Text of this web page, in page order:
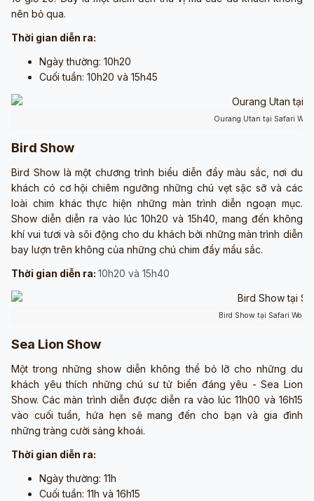
nên bỏ qua.
Thời gian diễn ra:
Ngày thường: 10h20
Cuối tuần: 10h20 và 15h45
Ourang Utan tại Safari
Bird Show
Bird Show là một chương trình biểu diễn đầy màu sắc, nơi du
khách có cơ hội chiêm ngưỡng những chú vẹt sặc sỡ và các
loài chim khác thực hiện những màn trình diễn ngoạn mục.
Show diễn diễn ra vào lúc 10h20 và 15h40, mang đến không
khí vui tươi và sôi động cho du khách bởi những màn trình diễn
bay lượn trên không của những chú chim đầy mầu sắc.
Thời gian diễn ra: 10h20 và 15h40
Bird Show tại Safari
Sea Lion Show
Một trong những show diễn không thể bỏ lỡ cho những du
khách yêu thích những chú sư tử biển đáng yêu - Sea Lion
Show. Các màn trình diễn được diễn ra vào lúc 11h00 và 16h15
vào cuối tuần, hứa hẹn sẽ mang đến cho bạn và gia đình
những tràng cười sảng khoái.
Thời gian diễn ra:
Ngày thường: 11h
Cuối tuần: 11h và 16h15